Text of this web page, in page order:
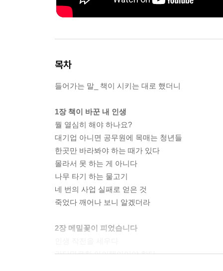
목차
들어가는 말_ 책이 시키는 대로 했더니
1장 책이 바꾼 내 인생
뭘 열심히 해야 하나요?
대기업 아니면 공무원에 목매는 청년들
한곳만 바라봐야 하는 때가 있다
몰라서 못 하는 게 아니다
나무 타기 하는 물고기
네 번의 사업 실패로 얻은 것
죽었다 깨어나 보니 알겠더라
2장 메밀꽃이 피었습니다
간단명료한 아이템이어야 한다